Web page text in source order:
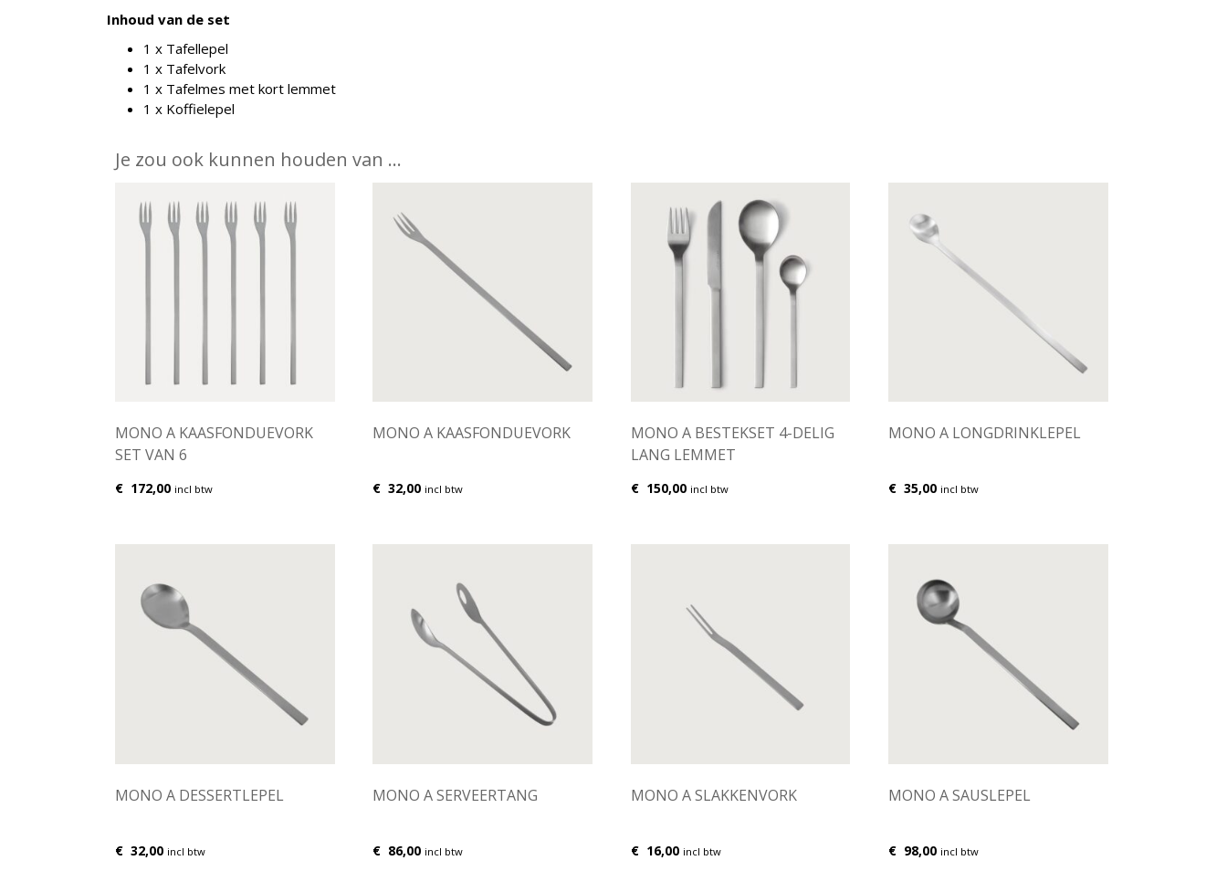
Inhoud van de set
1 x Tafellepel
1 x Tafelvork
1 x Tafelmes met kort lemmet
1 x Koffielepel
Je zou ook kunnen houden van …
MONO A KAASFONDUEVORK
SET VAN 6
€ 172,00 incl btw
MONO A KAASFONDUEVORK
€ 32,00 incl btw
MONO A BESTEKSET 4-DELIG
LANG LEMMET
€ 150,00 incl btw
MONO A LONGDRINKLEPEL
€ 35,00 incl btw
MONO A DESSERTLEPEL
€ 32,00 incl btw
MONO A SERVEERTANG
€ 86,00 incl btw
MONO A SLAKKENVORK
€ 16,00 incl btw
MONO A SAUSLEPEL
€ 98,00 incl btw